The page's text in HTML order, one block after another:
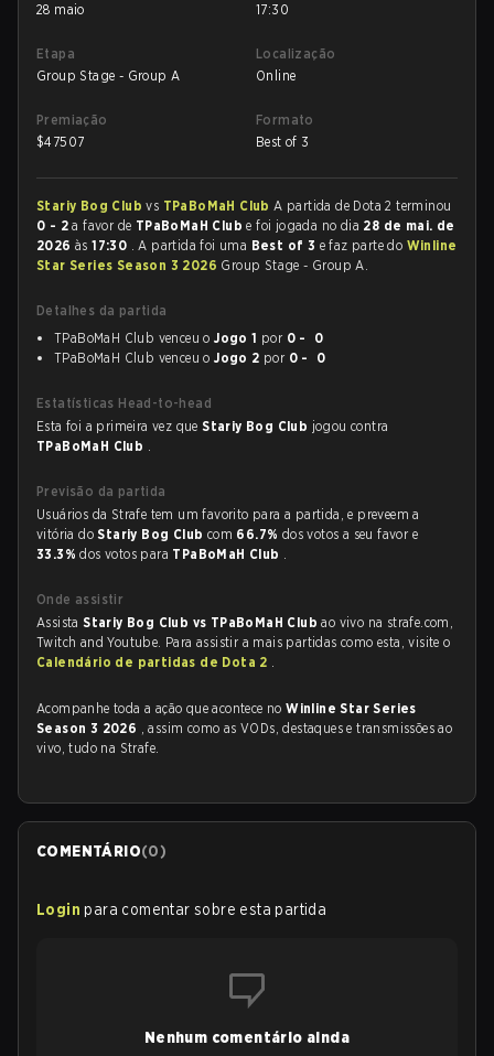
28 maio
17:30
Etapa
Group Stage - Group A
Localização
Online
Premiação
$47507
Formato
Best of 3
Stariy Bog Clubvs TPaBoMaH ClubA partida de Dota 2 terminou
0 - 2 a favor de TPaBoMaH Clube foi jogada no dia 28 de mai. de
2026 às17:30 . A partida foi uma Best of 3 e faz parte do Winline
Star Series Season 3 2026 Group Stage - Group A.
Detalhes da partida
TPaBoMaH Club venceu oJogo 1 por 0 - 0
TPaBoMaH Club venceu oJogo 2 por 0 - 0
Estatísticas Head-to-head
Esta foi a primeira vez queStariy Bog Club jogou contra
TPaBoMaH Club .
Previsão da partida
Usuários da Strafe tem um favorito para a partida, e preveem a
vitória doStariy Bog Club com 66.7% dos votos a seu favor e
33.3%dos votos para TPaBoMaH Club .
Onde assistir
AssistaStariy Bog Club vs TPaBoMaH Clubao vivo na strafe.com,
Twitch and Youtube. Para assistir a mais partidas como esta, visite o
Calendário de partidas de Dota 2 .
Acompanhe toda a ação que acontece noWinline Star Series
Season 3 2026 , assim como as VODs, destaques e transmissões ao
vivo, tudo na Strafe.
COMENTÁRIO(0)
Login para comentar sobre esta partida
Nenhum comentário ainda